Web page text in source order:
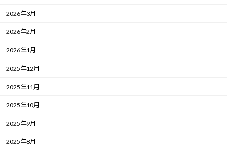
2026年3月
2026年2月
2026年1月
2025年12月
2025年11月
2025年10月
2025年9月
2025年8月